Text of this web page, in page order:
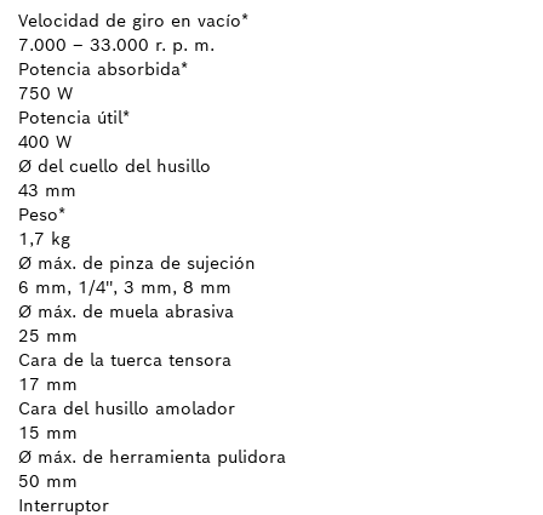
Velocidad de giro en vacío*
7.000 – 33.000 r. p. m.
Potencia absorbida*
750 W
Potencia útil*
400 W
Ø del cuello del husillo
43 mm
Peso*
1,7 kg
Ø máx. de pinza de sujeción
6 mm, 1/4'', 3 mm, 8 mm
Ø máx. de muela abrasiva
25 mm
Cara de la tuerca tensora
17 mm
Cara del husillo amolador
15 mm
Ø máx. de herramienta pulidora
50 mm
Interruptor